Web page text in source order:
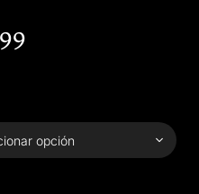
Aumentar
cantidad